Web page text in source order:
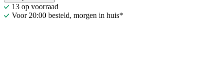
13 op voorraad
Voor 20:00 besteld, morgen in huis*